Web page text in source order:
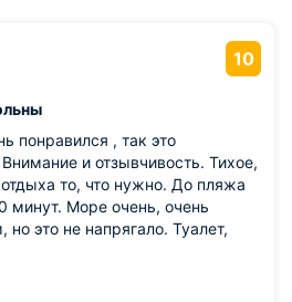
10
понравился , так это
и отзывчивость. Тихое,
то, что нужно. До пляжа
минут. Море очень, очень
это не напрягало. Туалет,
" Стандарт"!